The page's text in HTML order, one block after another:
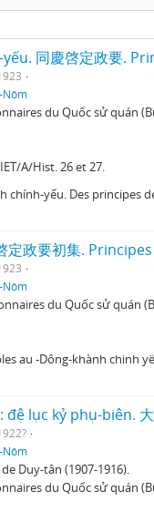
同慶啓定政要.
Nôm
du Quốc sử quán
A/Hist. 26 et 27.
chính-yếu. Des principes
定政要初集.
Nôm
du Quốc sử quán
au -Dông-khành chinh
lục kỷ phụ-biên.
Nôm
Duy-tân (1907-1916).
du Quốc sử quán